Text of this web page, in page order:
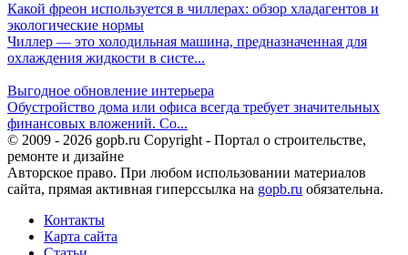
Какой фреон используется в чиллерах: обзор хладагентов и
экологические нормы
Чиллер — это холодильная машина, предназначенная для
охлаждения жидкости в систе...
Выгодное обновление интерьера
Обустройство дома или офиса всегда требует значительных
финансовых вложений. Со...
© 2009 - 2026 gopb.ru Copyright - Портал о строительстве,
ремонте и дизайне
Авторское право. При любом использовании материалов
сайта, прямая активная гиперссылка на gopb.ru обязательна.
Контакты
Карта сайта